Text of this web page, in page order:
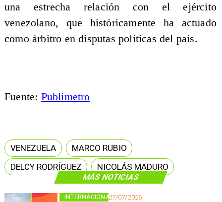
MÁS NOTICIAS
27/07/2026
INTERNACIONAL
una estrecha relación con el ejército
venezolano, que históricamente ha actuado
como árbitro en disputas políticas del país.
Fuente: Publimetro
VENEZUELA
MARCO RUBIO
DELCY RODRÍGUEZ
NICOLÁS MADURO